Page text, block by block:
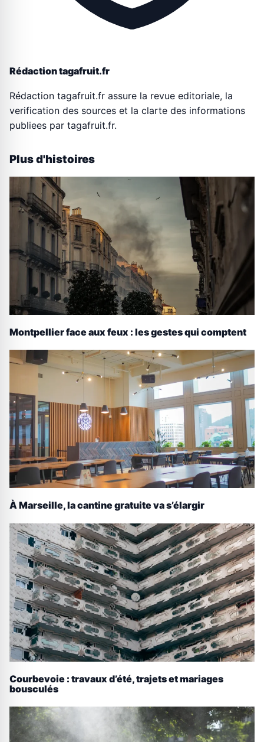
Rédaction tagafruit.fr
Rédaction tagafruit.fr assure la revue editoriale, la
verification des sources et la clarte des informations
publiees par tagafruit.fr.
Plus d'histoires
Montpellier face aux feux : les gestes qui comptent
À Marseille, la cantine gratuite va s’élargir
Courbevoie : travaux d’été, trajets et mariages
bousculés